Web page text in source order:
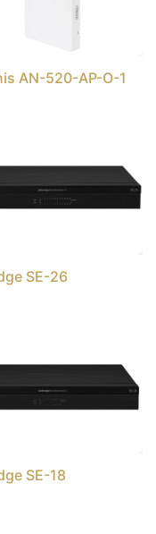
AN-520-AP-O-1
SE-26
SE-18